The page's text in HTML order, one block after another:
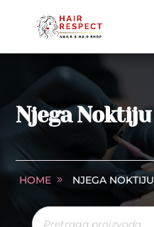
Njega Noktiju
HOME NJEGA NOKTIJU
Products
search